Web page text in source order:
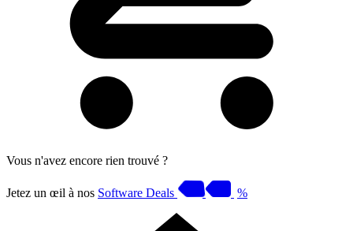
Vous n'avez encore rien trouvé ?
Jetez un œil à nos Software Deals %